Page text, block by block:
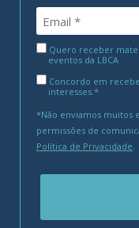
Quero receber
eventos da LBCA
Concordo em
interesses.*
*Não enviamos muitos
permissões de
Política de Privacidade